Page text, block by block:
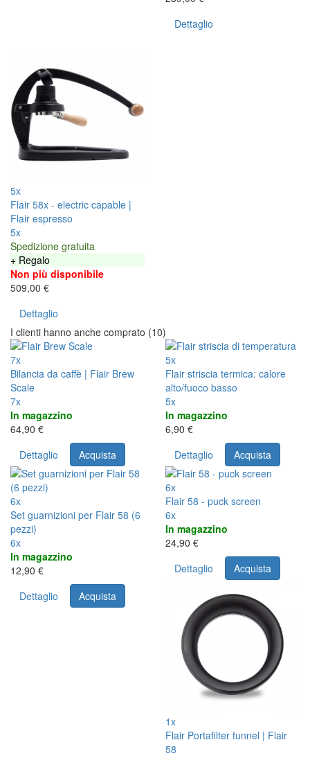
Dettaglio
5x
Flair 58x - electric capable |
Flair espresso
5x
Spedizione gratuita
+ Regalo
Non più disponibile
509,00 €
Dettaglio
I clienti hanno anche comprato (10)
7x
Bilancia da caffè | Flair Brew
Scale
7x
In magazzino
64,90 €
Dettaglio
Acquista
5x
Flair striscia termica: calore
alto/fuoco basso
5x
In magazzino
6,90 €
Dettaglio
Acquista
6x
Set guarnizioni per Flair 58 (6
pezzi)
6x
In magazzino
12,90 €
Dettaglio
Acquista
6x
Flair 58 - puck screen
6x
In magazzino
24,90 €
Dettaglio
Acquista
1x
Flair Portafilter funnel | Flair
58